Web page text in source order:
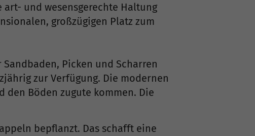
und wesensgerechte Haltung
großzügigen Platz zum
Picken und Scharren
zur Verfügung. Die modernen
Böden zugute kommen. Die
bepflanzt. Das schafft eine